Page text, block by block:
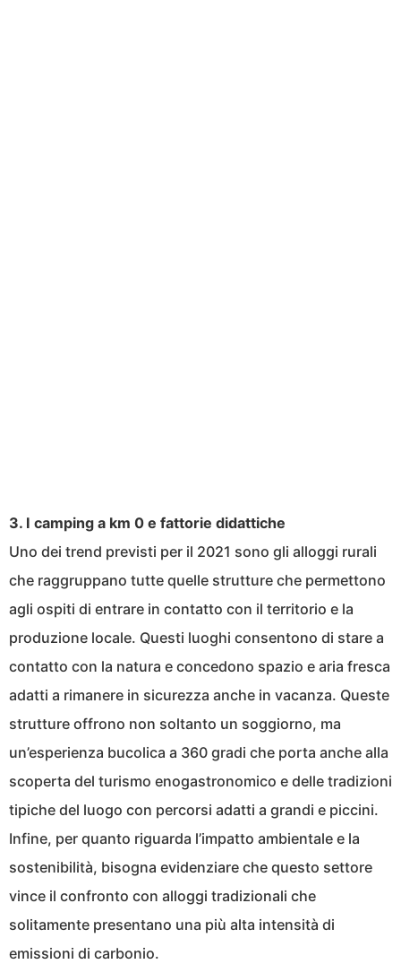
3. I camping a km 0 e fattorie didattiche
Uno dei trend previsti per il 2021 sono gli alloggi rurali
che raggruppano tutte quelle strutture che permettono
agli ospiti di entrare in contatto con il territorio e la
produzione locale. Questi luoghi consentono di stare a
contatto con la natura e concedono spazio e aria fresca
adatti a rimanere in sicurezza anche in vacanza. Queste
strutture offrono non soltanto un soggiorno, ma
un’esperienza bucolica a 360 gradi che porta anche alla
scoperta del turismo enogastronomico e delle tradizioni
tipiche del luogo con percorsi adatti a grandi e piccini.
Infine, per quanto riguarda l’impatto ambientale e la
sostenibilità, bisogna evidenziare che questo settore
vince il confronto con alloggi tradizionali che
solitamente presentano una più alta intensità di
emissioni di carbonio.